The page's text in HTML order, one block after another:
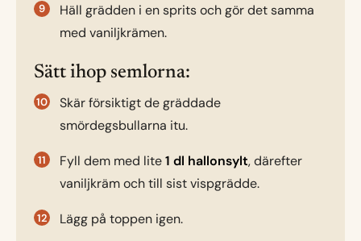
Häll grädden i en sprits och gör det samma
med vaniljkrämen.
Sätt ihop semlorna:
Skär försiktigt de gräddade
smördegsbullarna itu.
Fyll dem med lite1 dl hallonsylt, därefter
vaniljkräm och till sist vispgrädde.
Lägg på toppen igen.